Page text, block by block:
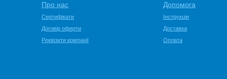
Про нас
Сертифікати
Договір оферти
Реквізити компанії
Допомога
Інструкція
Доставка
Оплата